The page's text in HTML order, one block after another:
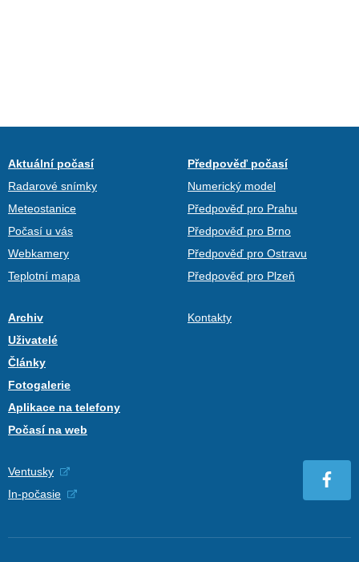
Aktuální počasí
Radarové snímky
Meteostanice
Počasí u vás
Webkamery
Teplotní mapa
Předpověď počasí
Numerický model
Předpověď pro Prahu
Předpověď pro Brno
Předpověď pro Ostravu
Předpověď pro Plzeň
Archiv
Uživatelé
Články
Fotogalerie
Aplikace na telefony
Počasí na web
Kontakty
Ventusky
In-počasie